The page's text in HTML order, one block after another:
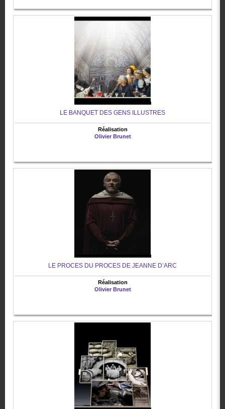
LE BANQUET DES GENS ILLUSTRES
Réalisation
Olivier Brunet
LE PROCES DU PROCES DE JEANNE D’ARC
Réalisation
Olivier Brunet